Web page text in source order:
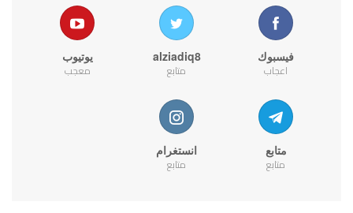
فيسبوك
اعجاب
alziadiq8
متابع
يوتيوب
معجب
متابع
متابع
انستغرام
متابع